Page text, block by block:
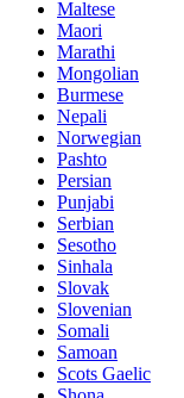
Maltese
Maori
Marathi
Mongolian
Burmese
Nepali
Norwegian
Pashto
Persian
Punjabi
Serbian
Sesotho
Sinhala
Slovak
Slovenian
Somali
Samoan
Scots Gaelic